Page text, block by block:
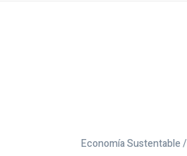
Economía Sustentable /